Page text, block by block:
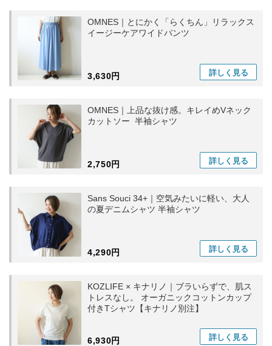
OMNES｜とにかく「らくちん」リラックス
イージーケアワイドパンツ
3,630円 詳しく 見る
OMNES｜上品な抜け感。キレイめVネック
カットソー 半袖シャツ
2,750円 詳しく 見る
Sans Souci 34+｜空気みたいに軽い、大人
の夏デニムシャツ 半袖シャツ
4,290円 詳しく 見る
KOZLIFE × キナリノ｜ブラいらずで、肌ス
トレスなし。 オーガニックコットンカップ
付きTシャツ【キナリノ別注】
6,930円 詳しく 見る